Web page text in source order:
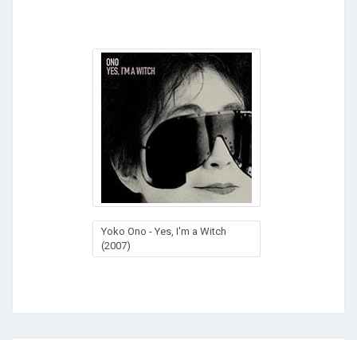
Yoko Ono - Yes, I'm a Witch
(2007)